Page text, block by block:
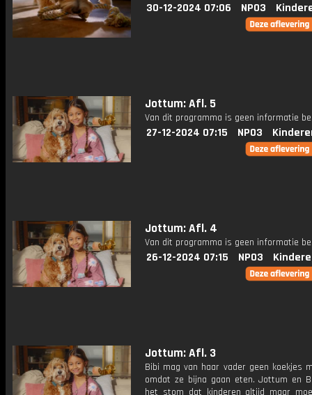
30-12-2024 07:06 NPO3
Jottum: Afl. 5
Van dit programma is geen informatie
27-12-2024 07:15 NPO3
Jottum: Afl. 4
Van dit programma is geen informatie
26-12-2024 07:15 NPO3
Jottum: Afl. 3
Bibi mag van haar vader geen koekjes
omdat ze bijna gaan eten. Jottum en
het stom dat kinderen altijd maar